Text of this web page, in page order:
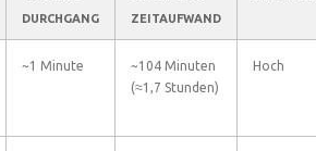
DURCHGANG
ZEITAUFWAND
~1 Minute
~104 Minuten
(≈1,7 Stunden)
Hoch